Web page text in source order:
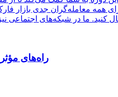
همه معامله‌گران جدی بازار
کنید. ما در شبکه‌های اجتماعی
راه‌های